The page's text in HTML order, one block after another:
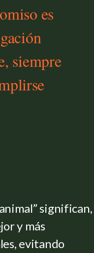
es
siempre
significan,
y más
evitando